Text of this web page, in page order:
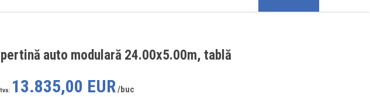
auto modulară 24.00x5.00m, tablă
13.835,00 EUR